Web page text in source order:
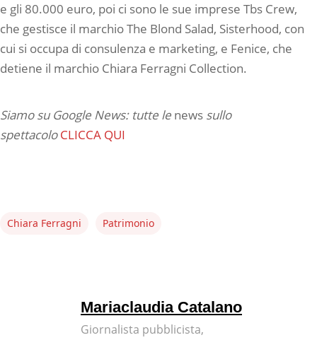
e gli 80.000 euro, poi ci sono le sue imprese Tbs Crew,
che gestisce il marchio The Blond Salad, Sisterhood, con
cui si occupa di consulenza e marketing, e Fenice, che
detiene il marchio Chiara Ferragni Collection.
Siamo su Google News: tutte le news sullo
spettacoloCLICCA QUI
Chiara Ferragni Patrimonio
Mariaclaudia Catalano
Giornalista pubblicista,